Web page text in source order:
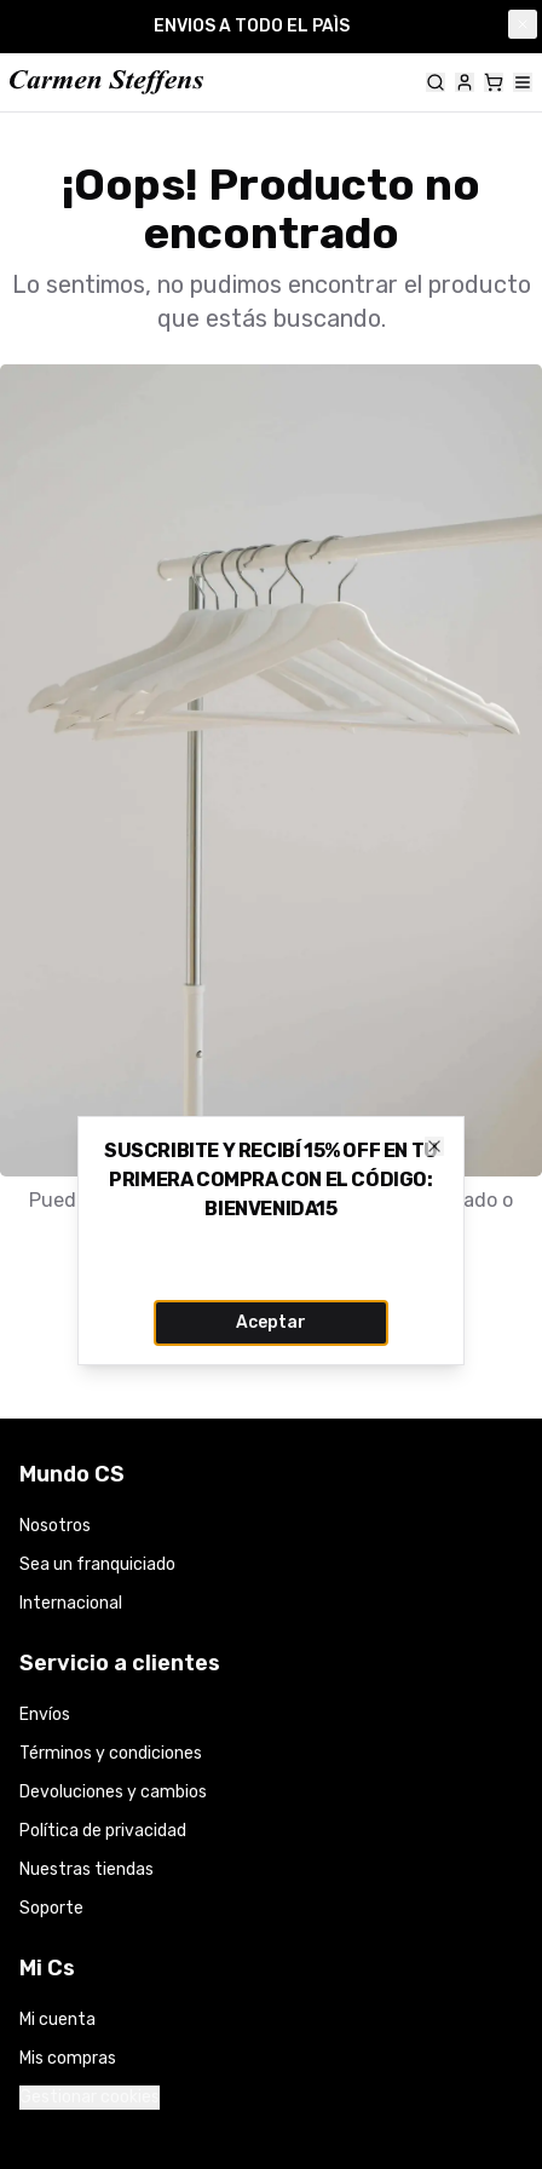
ENVIOS A TODO EL PAÌS
¡Oops! Producto no
encontrado
Lo sentimos, no pudimos encontrar el producto
que estás buscando.
Puede que el producto haya sido movido, eliminado o
Volver a la tienda
Mundo CS
Nosotros
Sea un franquiciado
Internacional
Servicio a clientes
Envíos
Términos y condiciones
Devoluciones y cambios
Política de privacidad
Nuestras tiendas
Soporte
Mi Cs
Mi cuenta
Mis compras
SUSCRIBITE Y RECIBÍ 15% OFF EN TU
PRIMERA COMPRA CON EL CÓDIGO:
BIENVENIDA15
Aceptar